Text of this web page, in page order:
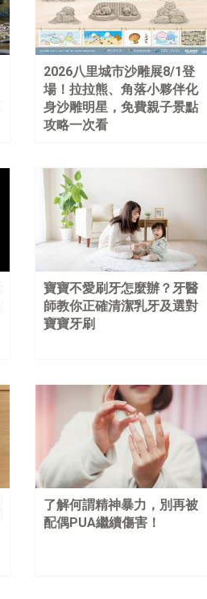
2026八里城市沙雕展8/1登
場！拉拉熊、角落小夥伴化
身沙雕明星，免費親子景點
攻略一次看
寶寶不愛刷牙怎麼辦？牙醫
師教你正確清潔乳牙及選對
寶寶牙刷
了解何謂精神暴力，別再被
配偶PUA繼續傷害！